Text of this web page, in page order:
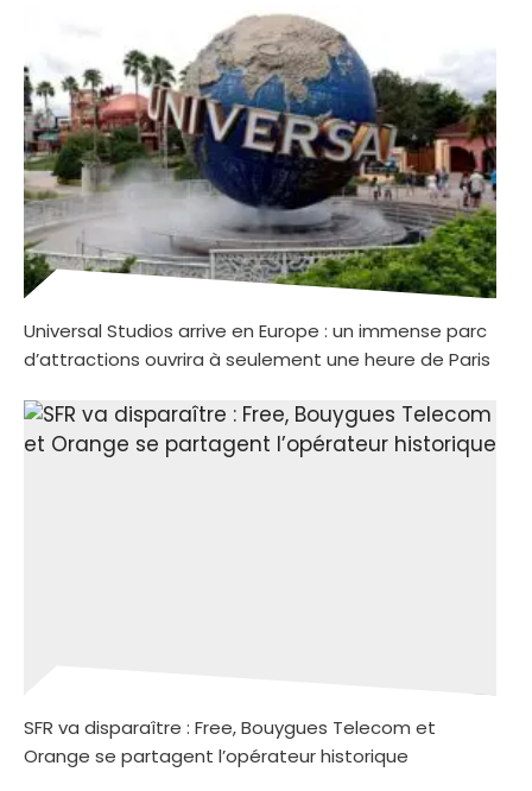
Universal Studios arrive en Europe : un immense parc
d’attractions ouvrira à seulement une heure de Paris
SFR va disparaître : Free, Bouygues Telecom et
Orange se partagent l’opérateur historique